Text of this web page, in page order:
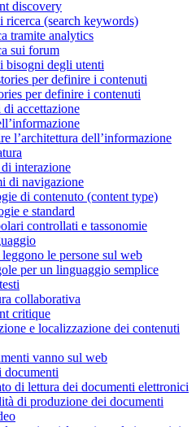
discovery
ricerca (search keywords)
tramite analytics
sui forum
bisogni degli utenti
per definire i contenuti
per definire i contenuti
accettazione
l’architettura dell’informazione
interazione
di navigazione
di contenuto (content type)
e standard
controllati e tassonomie
le persone sul web
per un linguaggio semplice
collaborativa
critique
e localizzazione dei contenuti
vanno sul web
di lettura dei documenti elettronici
di produzione dei documenti